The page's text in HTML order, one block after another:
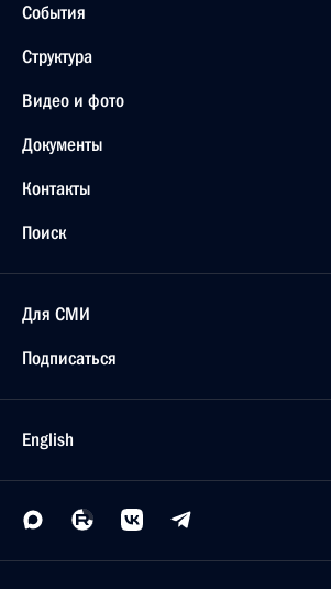
События
Структура
Видео и фото
Документы
Контакты
Поиск
Для СМИ
Подписаться
English